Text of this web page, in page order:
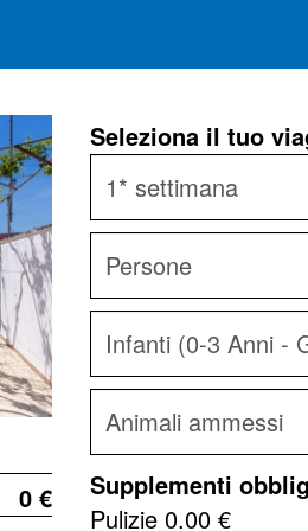
0 €
Seleziona il tuo
Supplementi
Pulizie0.00 €